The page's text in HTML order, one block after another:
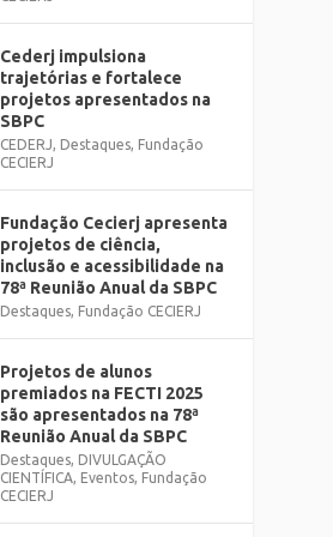
Cederj impulsiona
trajetórias e fortalece
projetos apresentados na
SBPC
CEDERJ, Destaques, Fundação
CECIERJ
Fundação Cecierj apresenta
projetos de ciência,
inclusão e acessibilidade na
78ª Reunião Anual da SBPC
Destaques, Fundação CECIERJ
Projetos de alunos
premiados na FECTI 2025
são apresentados na 78ª
Reunião Anual da SBPC
Destaques, DIVULGAÇÃO
CIENTÍFICA, Eventos, Fundação
CECIERJ